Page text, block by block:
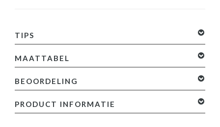
TIPS
MAATTABEL
BEOORDELING
toevoegen
PRODUCT INFORMATIE